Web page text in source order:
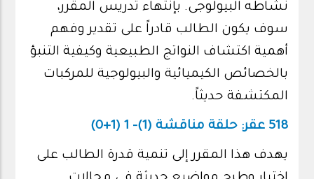
نشاطه البيولوجى. بإنتهاء تدريس المقرر،
سوف يكون الطالب قادراً على تقدير وفهم
أهمية اكتشاف النواتج الطبيعية وكيفية التنبؤ
بالخصائص الكيميائية والبيولوجية للمركبات
المكتشفة حديثاً.
518 عقر: حلقة مناقشة (1)- 1 (1+0)
يهدف هذا المقرر إلى تنمية قدرة الطالب على